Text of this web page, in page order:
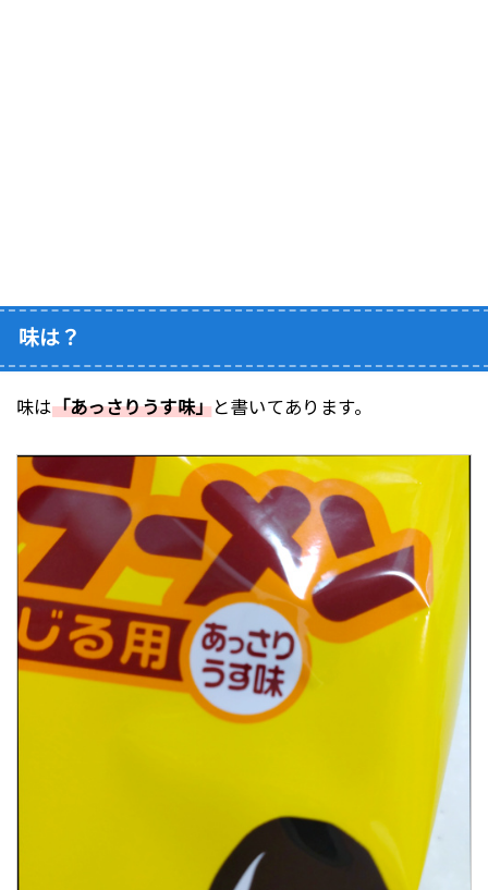
味は？
味は「あっさりうす味」 と書いてあります。